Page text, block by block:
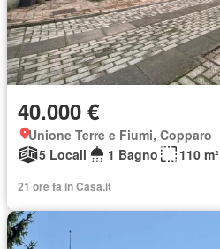
40.000 €
Unione Terre e Fiumi, Copparo
5 Locali
1 Bagno 110 m²
21 ore fa in Casa.it